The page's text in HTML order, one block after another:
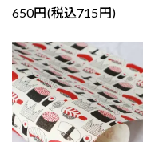
650円(税込715円)